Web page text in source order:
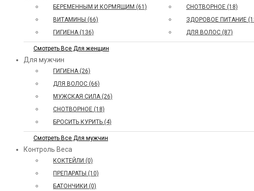
БЕРЕМЕННЫМ И КОРМЯЩИМ (61)
ВИТАМИНЫ (66)
ГИГИЕНА (136)
СНОТВОРНОЕ (18)
ЗДОРОВОЕ ПИТАНИЕ
ДЛЯ ВОЛОС (87)
Смотреть Все Для женщин
Для мужчин
ГИГИЕНА (26)
ДЛЯ ВОЛОС (66)
МУЖСКАЯ СИЛА (26)
СНОТВОРНОЕ (18)
БРОСИТЬ КУРИТЬ (4)
Смотреть Все Для мужчин
Контроль Веса
КОКТЕЙЛИ (0)
ПРЕПАРАТЫ (10)
БАТОНЧИКИ (0)